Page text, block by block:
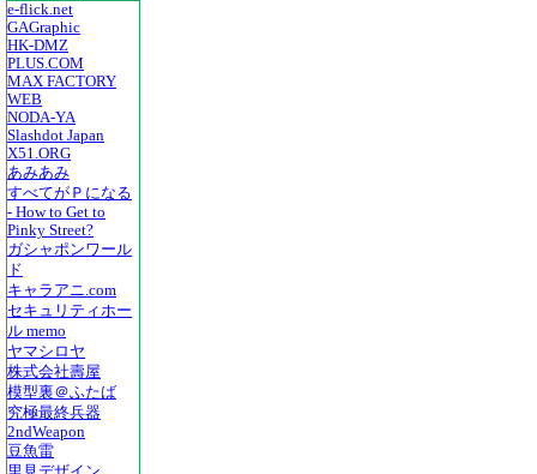
e-flick.net
GAGraphic
HK-DMZ
PLUS.COM
MAX FACTORY
WEB
NODA-YA
Slashdot Japan
X51.ORG
あみあみ
すべてがＰになる
- How to Get to
Pinky Street?
ガシャポンワール
ド
キャラアニ.com
セキュリティホー
ル memo
ヤマシロヤ
株式会社壽屋
模型裏＠ふたば
究極最終兵器
2ndWeapon
豆魚雷